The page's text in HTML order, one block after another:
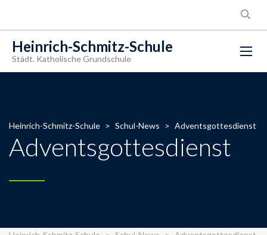
Heinrich-Schmitz-Schule
Städt. Katholische Grundschule
Heinrich-Schmitz-Schule > Schul-News > Adventsgottesdienst
Adventsgottesdienst